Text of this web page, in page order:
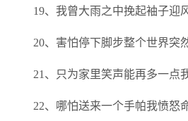
19、我曾大雨之中挽起袖子迎
20、害怕停下脚步整个世界突
21、只为家里笑声能再多一点
22、哪怕送来一个手帕我愤怒